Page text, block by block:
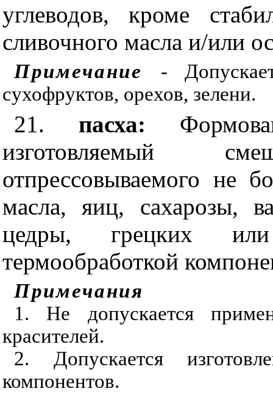
углеводов, кроме
сливочного масла и/или
Примечание -
сухофруктов, орехов, зелени.
21. пасха:
изготовляемый
отпрессовываемого не
масла, яиц, сахарозы,
цедры, грецких
термообработкой
Примечания
1. Не допускается
красителей.
2. Допускается
компонентов.